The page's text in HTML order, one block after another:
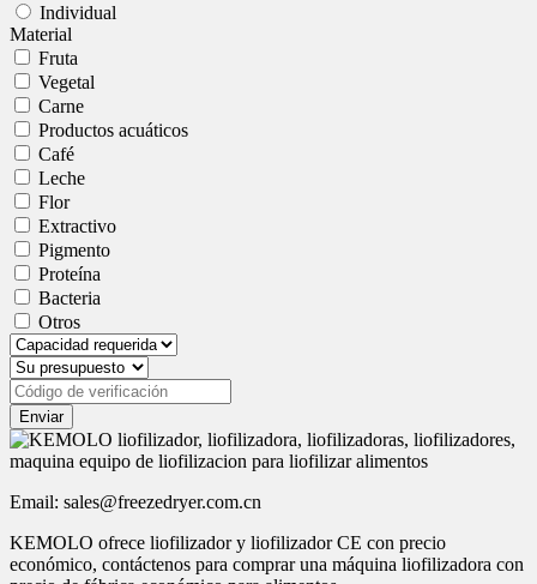
Individual
Material
Fruta
Vegetal
Carne
Productos acuáticos
Café
Leche
Flor
Extractivo
Pigmento
Proteína
Bacteria
Otros
Enviar
Email: sales@freezedryer.com.cn
KEMOLO ofrece liofilizador y liofilizador CE con precio
económico, contáctenos para comprar una máquina liofilizadora con